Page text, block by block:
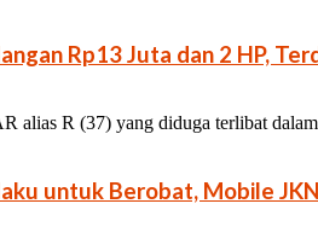
Rp13 Juta dan 2 HP,
alias R (37) yang diduga terlibat
untuk Berobat, Mobile